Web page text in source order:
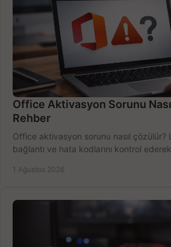
Office Aktivasyon Sorunu
Rehber
Office aktivasyon sorunu nasıl çözülür?
bağlantı ve hata kodlarını kontrol
1 Ağustos 2026